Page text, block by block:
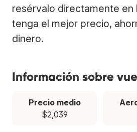
resérvalo directamente en
tenga el mejor precio,
dinero.
Información sobre
Precio medio
$2,039